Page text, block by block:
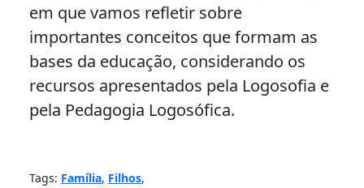
em que vamos refletir sobre
importantes conceitos que formam as
bases da educação, considerando os
recursos apresentados pela Logosofia e
pela Pedagogia Logosófica.
Tags: Família, Filhos,